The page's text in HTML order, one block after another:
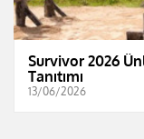
Survivor 2026
Tanıtımı
13/06/2026